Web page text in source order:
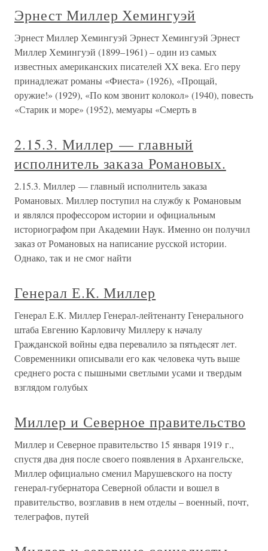
Эрнест Миллер Хемингуэй
Эрнест Миллер Хемингуэй Эрнест Хемингуэй Эрнест
Миллер Хемингуэй (1899–1961) – один из самых
известных американских писателей XX века. Его перу
принадлежат романы «Фиеста» (1926), «Прощай,
оружие!» (1929), «По ком звонит колокол» (1940), повесть
«Старик и море» (1952), мемуары «Смерть в
2.15.3. Миллер — главный
исполнитель заказа Романовых.
2.15.3. Миллер — главный исполнитель заказа
Романовых. Миллер поступил на службу к Романовым
и являлся профессором истории и официальным
историографом при Академии Наук. Именно он получил
заказ от Романовых на написание русской истории.
Однако, так и не смог найти
Генерал Е.К. Миллер
Генерал Е.К. Миллер Генерал-лейтенанту Генерального
штаба Евгению Карловичу Миллеру к началу
Гражданской войны едва перевалило за пятьдесят лет.
Современники описывали его как человека чуть выше
среднего роста с пышными светлыми усами и твердым
взглядом голубых
Миллер и Северное правительство
Миллер и Северное правительство 15 января 1919 г.,
спустя два дня после своего появления в Архангельске,
Миллер официально сменил Марушевского на посту
генерал-губернатора Северной области и вошел в
правительство, возглавив в нем отделы – военный, почт,
телеграфов, путей